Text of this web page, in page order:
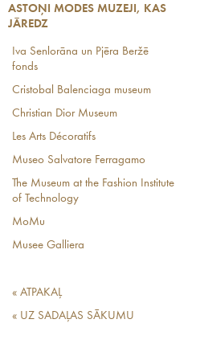
ASTOŅI MODES MUZEJI, KAS
JĀREDZ
Iva Senlorāna un Pjēra Beržē
fonds
Cristobal Balenciaga museum
Christian Dior Museum
Les Arts Décoratifs
Museo Salvatore Ferragamo
The Museum at the Fashion Institute
of Technology
MoMu
Musee Galliera
« ATPAKAĻ
« UZ SADAĻAS SĀKUMU